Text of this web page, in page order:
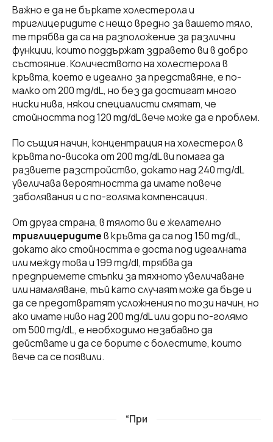
Важно е да не бъркате холестерола и
триглицеридите с нещо вредно за вашето тяло,
те трябва да са на разположение за различни
функции, които поддържат здравето ви в добро
състояние. Количеството на холестерола в
кръвта, което е идеално за представяне, е по-
малко от 200 mg/dL, но без да достигат много
ниски нива, някои специалисти смятат, че
стойността под 120 mg/dL вече може да е проблем.
По същия начин, концентрация на холестерол в
кръвта по-висока от 200 mg/dL ви помага да
развиете разстройство, докато над 240 mg/dL
увеличава вероятността да имате повече
заболявания и с по-голяма компенсация.
От друга страна, в тялото ви е желателно
триглицеридитев кръвта да са под 150 mg/dL,
докато ако стойността е доста под идеалната
или между това и 199 mg/dl, трябва да
предприемете стъпки за тяхното увеличаване
или намаляване, тъй като случаят може да бъде и
да се предотвратят усложнения по този начин, но
ако имате ниво над 200 mg/dL или дори по-голямо
от 500 mg/dL, е необходимо незабавно да
действате и да се борите с болестите, които
вече са се появили.
“При